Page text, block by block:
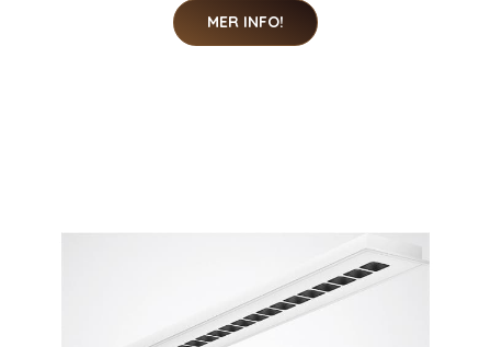
MER INFO!